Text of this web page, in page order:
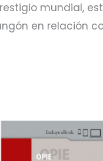
mundial,
en relación